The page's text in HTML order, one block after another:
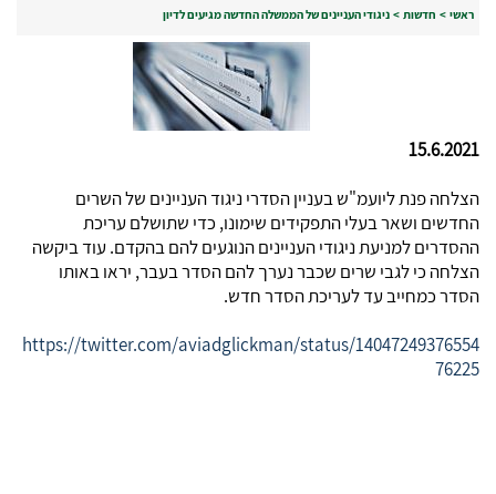
ראשי > חדשות > ניגודי העניינים של הממשלה החדשה מגיעים לדיון
15.6.2021
הצלחה פנת ליועמ"ש בעניין הסדרי ניגוד העניינים של השרים
החדשים ושאר בעלי התפקידים שימונו, כדי שתושלם עריכת
ההסדרים למניעת ניגודי העניינים הנוגעים להם בהקדם. עוד ביקשה
הצלחה כי לגבי שרים שכבר נערך להם הסדר בעבר, יראו באותו
הסדר כמחייב עד לעריכת הסדר חדש.
https://twitter.com/aviadglickman/status/14047249376554
76225